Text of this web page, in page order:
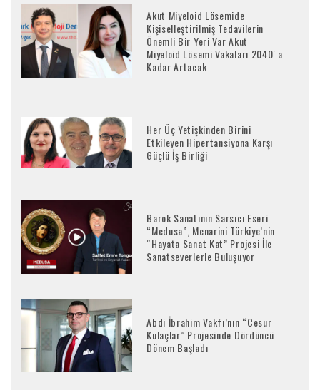
Akut Miyeloid Lösemide
Kişiselleştirilmiş Tedavilerin
Önemli Bir Yeri Var Akut
Miyeloid Lösemi Vakaları 2040′ a
Kadar Artacak
Her Üç Yetişkinden Birini
Etkileyen Hipertansiyona Karşı
Güçlü İş Birliği
Barok Sanatının Sarsıcı Eseri
“Medusa”, Menarini Türkiye’nin
“Hayata Sanat Kat” Projesi İle
Sanatseverlerle Buluşuyor
Abdi İbrahim Vakfı’nın “Cesur
Kulaçlar” Projesinde Dördüncü
Dönem Başladı